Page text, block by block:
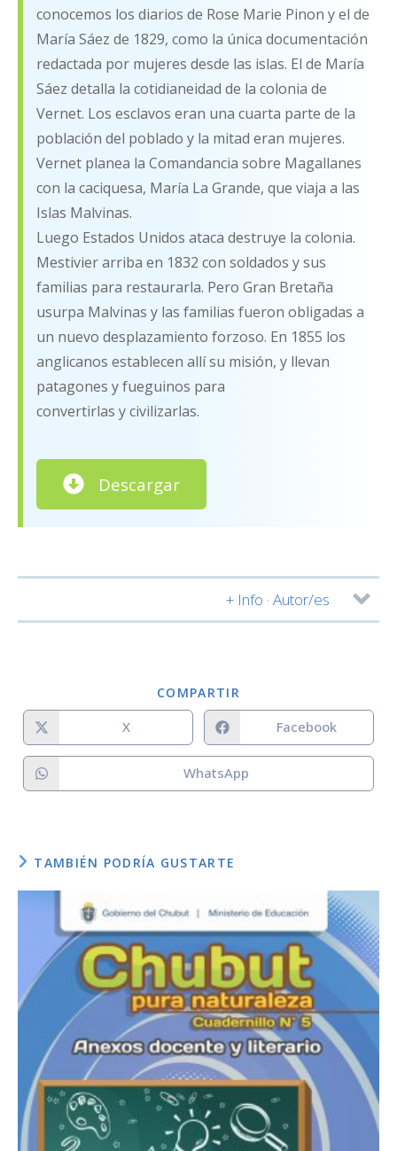
conocemos los diarios de Rose Marie Pinon y el de
María Sáez de 1829, como la única documentación
redactada por mujeres desde las islas. El de María
Sáez detalla la cotidianeidad de la colonia de
Vernet. Los esclavos eran una cuarta parte de la
población del poblado y la mitad eran mujeres.
Vernet planea la Comandancia sobre Magallanes
con la caciquesa, María La Grande, que viaja a las
Islas Malvinas.
Luego Estados Unidos ataca destruye la colonia.
Mestivier arriba en 1832 con soldados y sus
familias para restaurarla. Pero Gran Bretaña
usurpa Malvinas y las familias fueron obligadas a
un nuevo desplazamiento forzoso. En 1855 los
anglicanos establecen allí su misión, y llevan
patagones y fueguinos para
convertirlas y civilizarlas.
Descargar
+ Info · Autor/es
Notas:
Staff:
Créditos / fuente:
COMPARTIR
X Facebook
WhatsApp
TAMBIÉN PODRÍA GUSTARTE